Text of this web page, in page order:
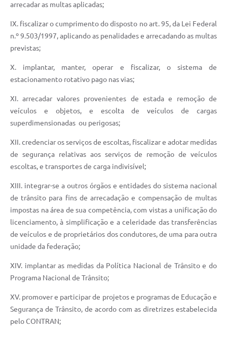
arrecadar as multas aplicadas;
IX. fiscalizar o cumprimento do disposto no art. 95, da Lei Federal
n.º 9.503/1997, aplicando as penalidades e arrecadando as multas
previstas;
X. implantar, manter, operar e fiscalizar, o sistema de
estacionamento rotativo pago nas vias;
XI. arrecadar valores provenientes de estada e remoção de
veículos e objetos, e escolta de veículos de cargas
superdimensionadas ou perigosas;
XII. credenciar os serviços de escoltas, fiscalizar e adotar medidas
de segurança relativas aos serviços de remoção de veículos
escoltas, e transportes de carga indivisível;
XIII. integrar-se a outros órgãos e entidades do sistema nacional
de trânsito para fins de arrecadação e compensação de multas
impostas na área de sua competência, com vistas a unificação do
licenciamento, à simplificação e a celeridade das transferências
de veículos e de proprietários dos condutores, de uma para outra
unidade da federação;
XIV. implantar as medidas da Política Nacional de Trânsito e do
Programa Nacional de Trânsito;
XV. promover e participar de projetos e programas de Educação e
Segurança de Trânsito, de acordo com as diretrizes estabelecida
pelo CONTRAN;